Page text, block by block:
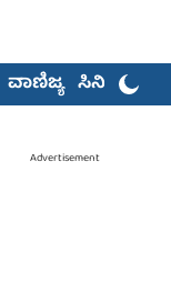
ವಾಣಿಜ್ಯ ಸಿನಿಮಾ
Advertisement